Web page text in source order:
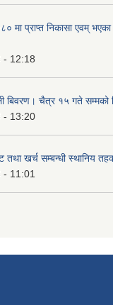
मा प्राप्त निकासा एवम्
- 12:18
बिवरण। चैत्र १५ गते सम्मको
- 13:20
खर्च सम्बन्धी स्थानिय
11:01